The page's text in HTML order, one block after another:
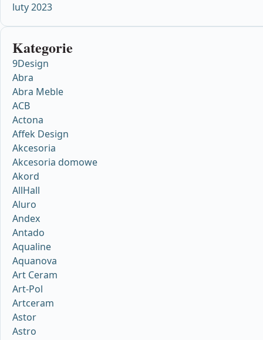
luty 2023
Kategorie
9Design
Abra
Abra Meble
ACB
Actona
Affek Design
Akcesoria
Akcesoria domowe
Akord
AllHall
Aluro
Andex
Antado
Aqualine
Aquanova
Art Ceram
Art-Pol
Artceram
Astor
Astro